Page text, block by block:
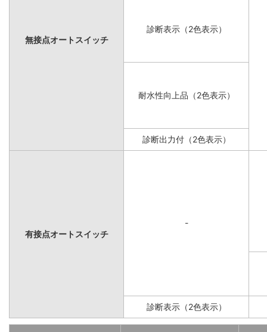
無接点オートスイッチ
診断表示（2色表示）
耐水性向上品（2色表示）
診断出力付（2色表示）
有接点オートスイッチ
-
診断表示（2色表示）